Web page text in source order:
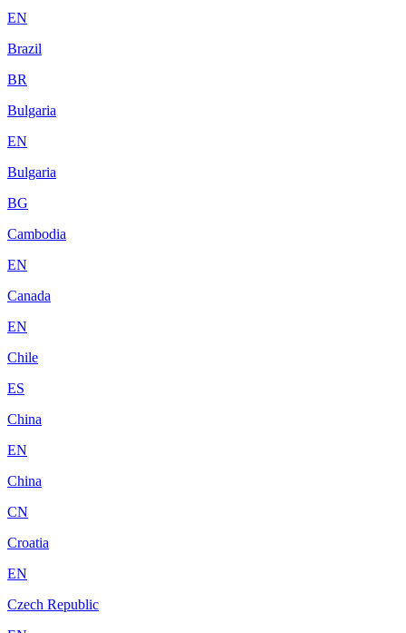
EN
Brazil
BR
Bulgaria
EN
Bulgaria
BG
Cambodia
EN
Canada
EN
Chile
ES
China
EN
China
CN
Croatia
EN
Czech Republic